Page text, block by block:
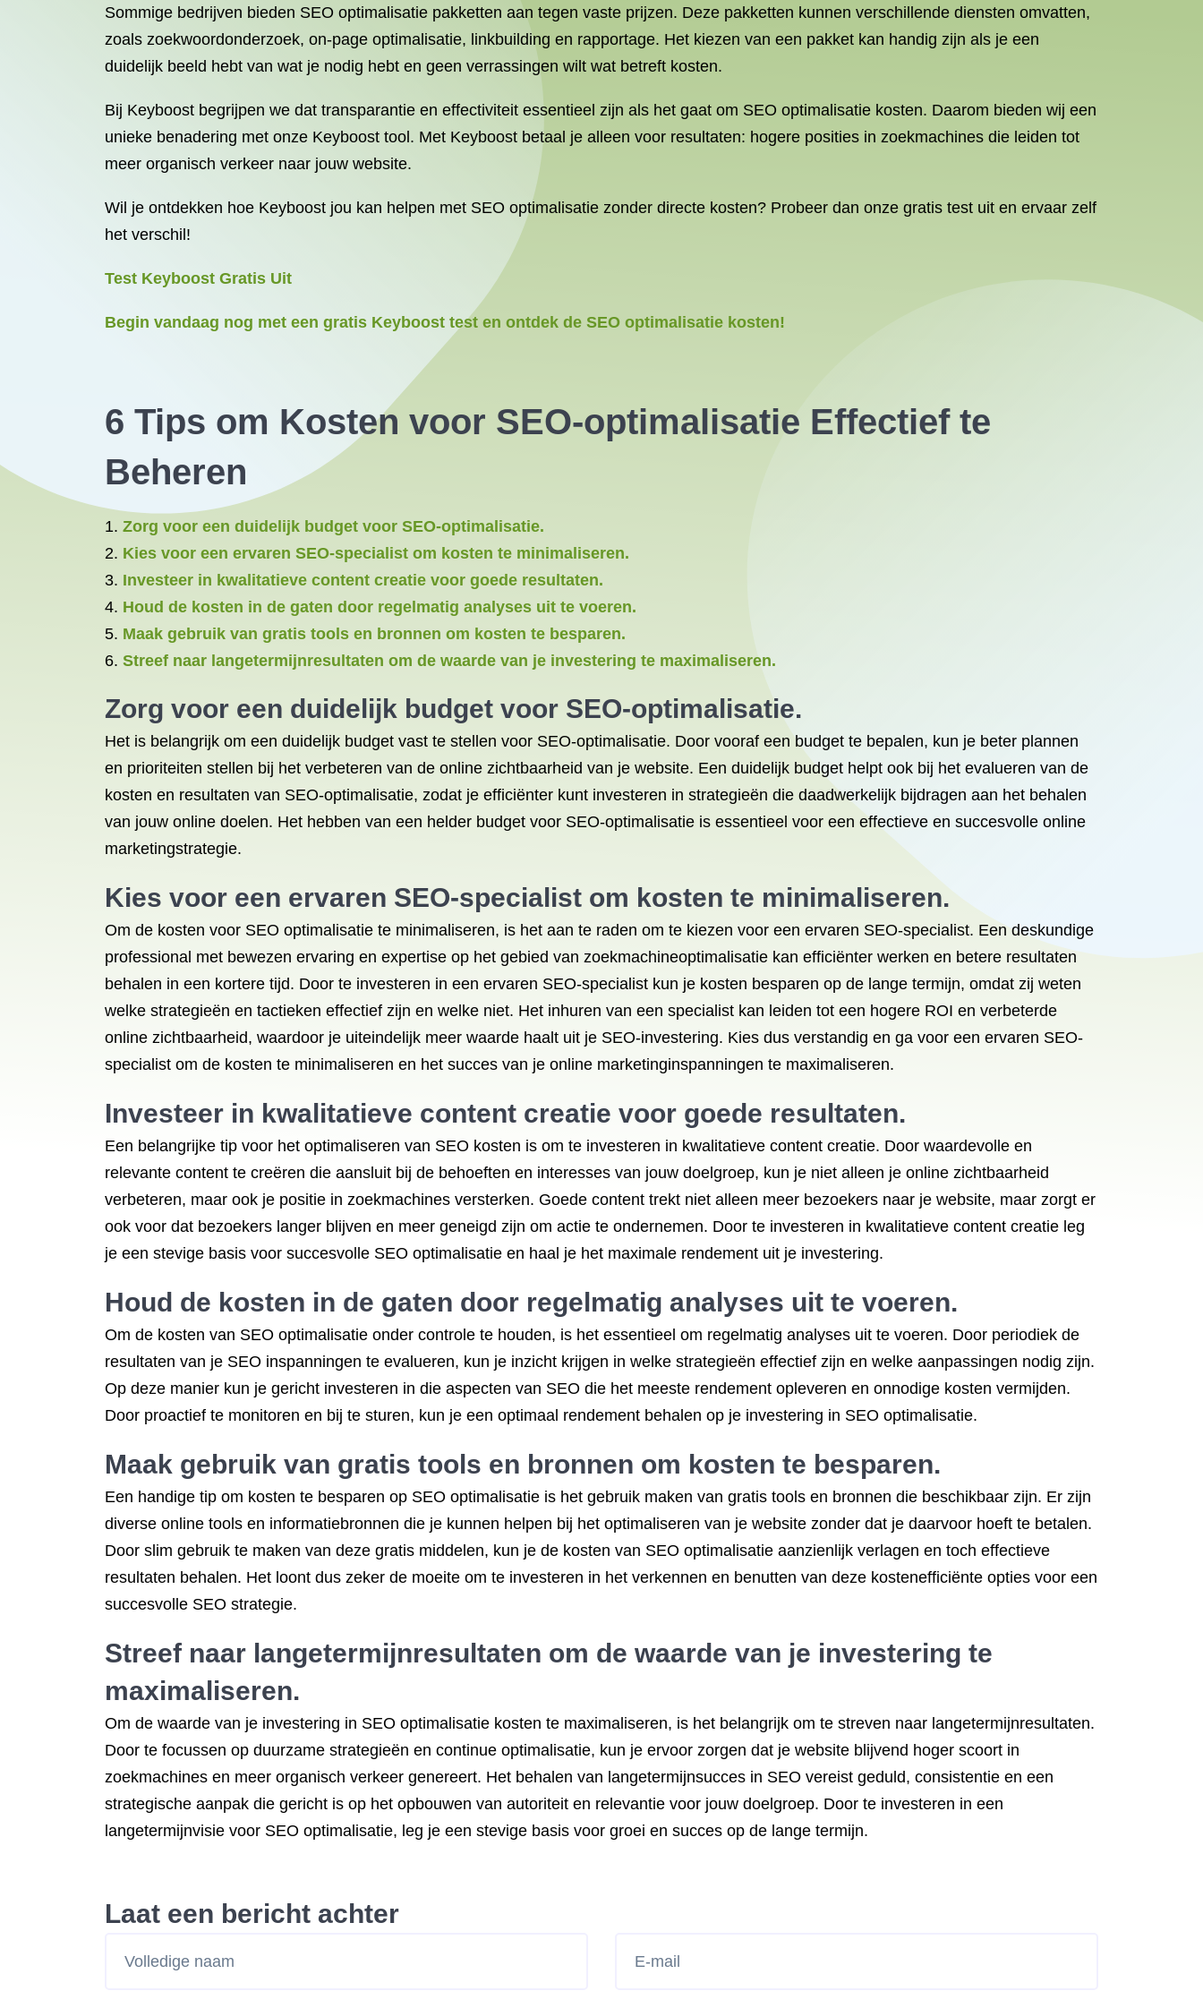
Sommige bedrijven bieden SEO optimalisatie pakketten aan tegen vaste prijzen. Deze pakketten kunnen verschillende diensten omvatten,
zoals zoekwoordonderzoek, on-page optimalisatie, linkbuilding en rapportage. Het kiezen van een pakket kan handig zijn als je een
duidelijk beeld hebt van wat je nodig hebt en geen verrassingen wilt wat betreft kosten.
Bij Keyboost begrijpen we dat transparantie en effectiviteit essentieel zijn als het gaat om SEO optimalisatie kosten. Daarom bieden wij een
unieke benadering met onze Keyboost tool. Met Keyboost betaal je alleen voor resultaten: hogere posities in zoekmachines die leiden tot
meer organisch verkeer naar jouw website.
Wil je ontdekken hoe Keyboost jou kan helpen met SEO optimalisatie zonder directe kosten? Probeer dan onze gratis test uit en ervaar zelf
het verschil!
Test Keyboost Gratis Uit
Begin vandaag nog met een gratis Keyboost test en ontdek de SEO optimalisatie kosten!
6 Tips om Kosten voor SEO-optimalisatie Effectief te
Beheren
Zorg voor een duidelijk budget voor SEO-optimalisatie.
Kies voor een ervaren SEO-specialist om kosten te minimaliseren.
Investeer in kwalitatieve content creatie voor goede resultaten.
Houd de kosten in de gaten door regelmatig analyses uit te voeren.
Maak gebruik van gratis tools en bronnen om kosten te besparen.
Streef naar langetermijnresultaten om de waarde van je investering te maximaliseren.
Zorg voor een duidelijk budget voor SEO-optimalisatie.
Het is belangrijk om een duidelijk budget vast te stellen voor SEO-optimalisatie. Door vooraf een budget te bepalen, kun je beter plannen
en prioriteiten stellen bij het verbeteren van de online zichtbaarheid van je website. Een duidelijk budget helpt ook bij het evalueren van de
kosten en resultaten van SEO-optimalisatie, zodat je efficiënter kunt investeren in strategieën die daadwerkelijk bijdragen aan het behalen
van jouw online doelen. Het hebben van een helder budget voor SEO-optimalisatie is essentieel voor een effectieve en succesvolle online
marketingstrategie.
Kies voor een ervaren SEO-specialist om kosten te minimaliseren.
Om de kosten voor SEO optimalisatie te minimaliseren, is het aan te raden om te kiezen voor een ervaren SEO-specialist. Een deskundige
professional met bewezen ervaring en expertise op het gebied van zoekmachineoptimalisatie kan efficiënter werken en betere resultaten
behalen in een kortere tijd. Door te investeren in een ervaren SEO-specialist kun je kosten besparen op de lange termijn, omdat zij weten
welke strategieën en tactieken effectief zijn en welke niet. Het inhuren van een specialist kan leiden tot een hogere ROI en verbeterde
online zichtbaarheid, waardoor je uiteindelijk meer waarde haalt uit je SEO-investering. Kies dus verstandig en ga voor een ervaren SEO-
specialist om de kosten te minimaliseren en het succes van je online marketinginspanningen te maximaliseren.
Investeer in kwalitatieve content creatie voor goede resultaten.
Een belangrijke tip voor het optimaliseren van SEO kosten is om te investeren in kwalitatieve content creatie. Door waardevolle en
relevante content te creëren die aansluit bij de behoeften en interesses van jouw doelgroep, kun je niet alleen je online zichtbaarheid
verbeteren, maar ook je positie in zoekmachines versterken. Goede content trekt niet alleen meer bezoekers naar je website, maar zorgt er
ook voor dat bezoekers langer blijven en meer geneigd zijn om actie te ondernemen. Door te investeren in kwalitatieve content creatie leg
je een stevige basis voor succesvolle SEO optimalisatie en haal je het maximale rendement uit je investering.
Houd de kosten in de gaten door regelmatig analyses uit te voeren.
Om de kosten van SEO optimalisatie onder controle te houden, is het essentieel om regelmatig analyses uit te voeren. Door periodiek de
resultaten van je SEO inspanningen te evalueren, kun je inzicht krijgen in welke strategieën effectief zijn en welke aanpassingen nodig zijn.
Op deze manier kun je gericht investeren in die aspecten van SEO die het meeste rendement opleveren en onnodige kosten vermijden.
Door proactief te monitoren en bij te sturen, kun je een optimaal rendement behalen op je investering in SEO optimalisatie.
Maak gebruik van gratis tools en bronnen om kosten te besparen.
Een handige tip om kosten te besparen op SEO optimalisatie is het gebruik maken van gratis tools en bronnen die beschikbaar zijn. Er zijn
diverse online tools en informatiebronnen die je kunnen helpen bij het optimaliseren van je website zonder dat je daarvoor hoeft te betalen.
Door slim gebruik te maken van deze gratis middelen, kun je de kosten van SEO optimalisatie aanzienlijk verlagen en toch effectieve
resultaten behalen. Het loont dus zeker de moeite om te investeren in het verkennen en benutten van deze kostenefficiënte opties voor een
succesvolle SEO strategie.
Streef naar langetermijnresultaten om de waarde van je investering te
maximaliseren.
Om de waarde van je investering in SEO optimalisatie kosten te maximaliseren, is het belangrijk om te streven naar langetermijnresultaten.
Door te focussen op duurzame strategieën en continue optimalisatie, kun je ervoor zorgen dat je website blijvend hoger scoort in
zoekmachines en meer organisch verkeer genereert. Het behalen van langetermijnsucces in SEO vereist geduld, consistentie en een
strategische aanpak die gericht is op het opbouwen van autoriteit en relevantie voor jouw doelgroep. Door te investeren in een
langetermijnvisie voor SEO optimalisatie, leg je een stevige basis voor groei en succes op de lange termijn.
Laat een bericht achter